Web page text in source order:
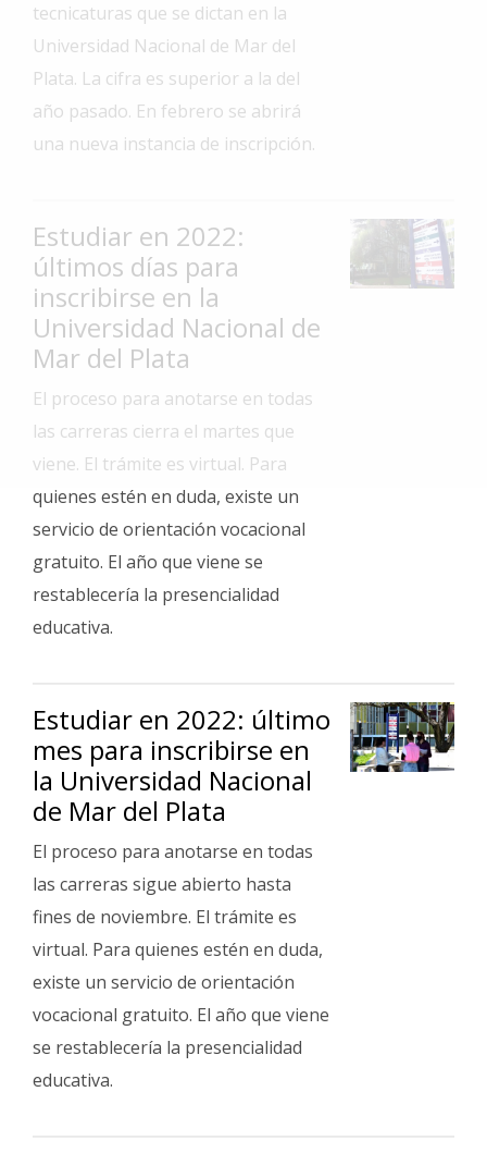
General
Ciudad
y
Espectáculos
Policiales
Cartelera
Fotos
de
Familia
Clasificados
Fúnebres
tecnicaturas que se dictan en la
Universidad Nacional de Mar del
Plata. La cifra es superior a la del
año pasado. En febrero se abrirá
una nueva instancia de inscripción.
Estudiar en 2022:
últimos días para
inscribirse en la
Universidad Nacional de
Mar del Plata
El proceso para anotarse en todas
las carreras cierra el martes que
viene. El trámite es virtual. Para
quienes estén en duda, existe un
servicio de orientación vocacional
gratuito. El año que viene se
restablecería la presencialidad
educativa.
Estudiar en 2022: último
mes para inscribirse en
la Universidad Nacional
de Mar del Plata
El proceso para anotarse en todas
las carreras sigue abierto hasta
fines de noviembre. El trámite es
virtual. Para quienes estén en duda,
existe un servicio de orientación
vocacional gratuito. El año que viene
se restablecería la presencialidad
educativa.